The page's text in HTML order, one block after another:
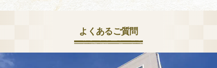
よくあるご質問